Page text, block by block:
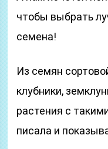
чтобы выбрать
семена!
Из семян
клубники,
растения с
писала и